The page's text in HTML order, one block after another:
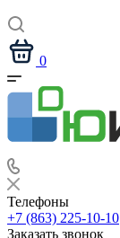
0
Телефоны
+7 (863) 225-10-10
Заказать звонок